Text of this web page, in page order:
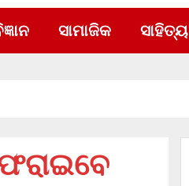
ସାମାଜିକ ସାହିତ୍ୟ